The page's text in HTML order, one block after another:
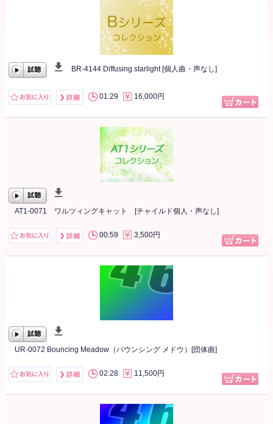
00:00/00:00
BR-4144 Diffusing starlight [個人曲・声なし]
01:29 16,000円
AT1-0071 ワルツィングキャット [チャイルド個人・声なし]
00:59 3,500円
UR-0072 Bouncing Meadow（バウンシング メドウ）[団体曲]
02:28 11,500円